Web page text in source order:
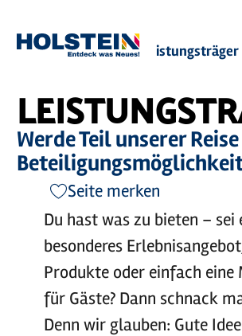
Suche
Footer
Sie
Startseite Business Leistungsträger
Werde Teil unserer
Seite merken
Du hast was zu bieten – sei
besonderes
Produkte oder einfach eine
für Gäste? Dann schnack
Denn wir glauben: Gute